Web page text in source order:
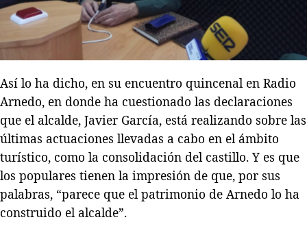
Así lo ha dicho, en su encuentro quincenal en Radio
Arnedo, en donde ha cuestionado las declaraciones
que el alcalde, Javier García, está realizando sobre las
últimas actuaciones llevadas a cabo en el ámbito
turístico, como la consolidación del castillo. Y es que
los populares tienen la impresión de que, por sus
palabras, “parece que el patrimonio de Arnedo lo ha
construido el alcalde”.